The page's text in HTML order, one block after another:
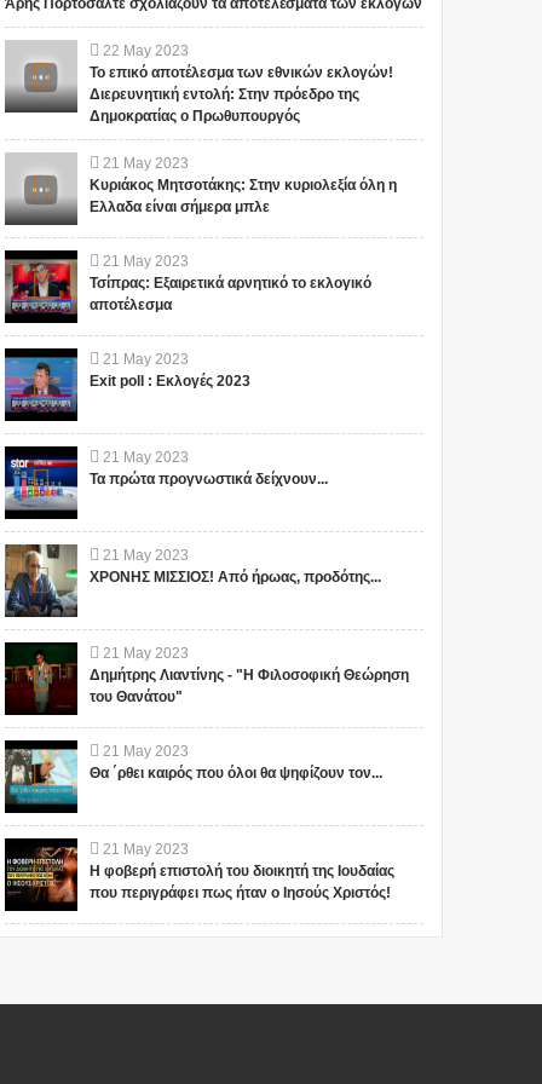
Άρης Πορτοσάλτε σχολιάζουν τα αποτελέσματα των εκλογών
22 May 2023
Το επικό αποτέλεσμα των εθνικών εκλογών!
Διερευνητική εντολή: Στην πρόεδρο της
Δημοκρατίας ο Πρωθυπουργός
21 May 2023
Κυριάκος Μητσοτάκης: Στην κυριολεξία όλη η
Ελλαδα είναι σήμερα μπλε
21 May 2023
Τσίπρας: Εξαιρετικά αρνητικό το εκλογικό
αποτέλεσμα
21 May 2023
Exit poll : Εκλογές 2023
21 May 2023
Τα πρώτα προγνωστικά δείχνουν...
21 May 2023
ΧΡΟΝΗΣ ΜΙΣΣΙΟΣ! Από ήρωας, προδότης...
21 May 2023
Δημήτρης Λιαντίνης - "Η Φιλοσοφική Θεώρηση
του Θανάτου"
21 May 2023
Θα ΄ρθει καιρός που όλοι θα ψηφίζουν τον...
21 May 2023
Η φοβερή επιστολή του διοικητή της Ιουδαίας
που περιγράφει πως ήταν ο Ιησούς Χριστός!